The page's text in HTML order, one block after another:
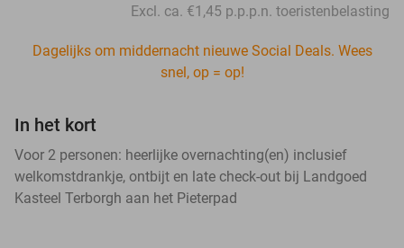
Excl. ca. €1,45 p.p.p.n. toeristenbelasting
Dagelijks om middernacht nieuwe Social Deals. Wees
snel, op = op!
In het kort
Voor 2 personen: heerlijke overnachting(en) inclusief
welkomstdrankje, ontbijt en late check-out bij Landgoed
Kasteel Terborgh aan het Pieterpad